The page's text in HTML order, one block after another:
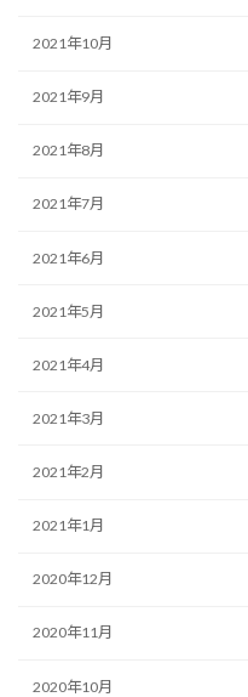
2021年10月
2021年9月
2021年8月
2021年7月
2021年6月
2021年5月
2021年4月
2021年3月
2021年2月
2021年1月
2020年12月
2020年11月
2020年10月